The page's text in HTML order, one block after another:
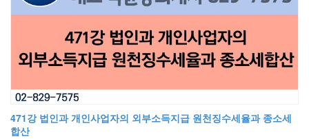
471강 법인과 개인사업자의 외부소득지급 원천징수세율과 종소세
합산